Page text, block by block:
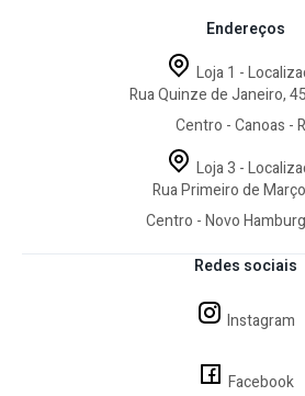
Redes sociais
Instagram
Facebook
Endereços
Loja 1 -
Rua Quinze de Janeiro,
Centro - Canoas -
Loja 3 -
Rua Primeiro de
Centro - Novo